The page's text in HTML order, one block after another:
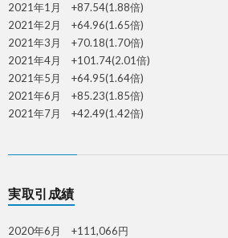
2021年1月 +87.54(1.88倍)
2021年2月 +64.96(1.65倍)
2021年3月 +70.18(1.70倍)
2021年4月 +101.74(2.01倍)
2021年5月 +64.95(1.64倍)
2021年6月 +85.23(1.85倍)
2021年7月 +42.49(1.42倍)
実取引成績
2020年6月 +111,066円